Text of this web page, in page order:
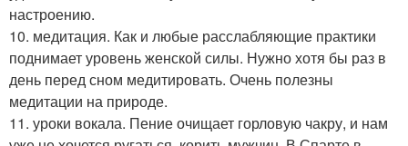
настроению.
10. медитация. Как и любые расслабляющие практики
поднимает уровень женской силы. Нужно хотя бы раз в
день перед сном медитировать. Очень полезны
медитации на природе.
11. уроки вокала. Пение очищает горловую чакру, и нам